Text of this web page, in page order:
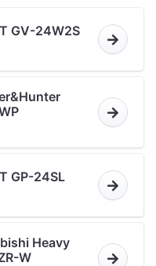
GV-24W2S
GP-24SL
Heavy
W